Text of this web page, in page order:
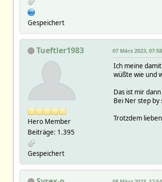
Gespeichert
Tueftler1983
Hero Member
Beiträge: 1.395
Gespeichert
07 März 2023,
Ich meine
wüßte wie und
Das ist mir
Bei Ner step by
Trotzdem